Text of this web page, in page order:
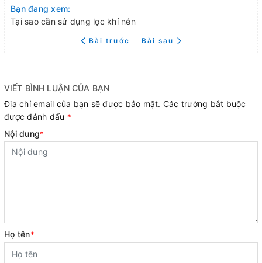
Bạn đang xem:
Tại sao cần sử dụng lọc khí nén
Bài trước Bài sau
VIẾT BÌNH LUẬN CỦA BẠN
Địa chỉ email của bạn sẽ được bảo mật. Các trường bắt buộc
được đánh dấu *
Nội dung*
Họ tên*